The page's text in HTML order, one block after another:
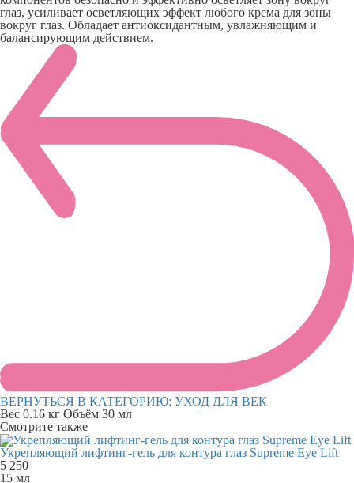
глаз, усиливает осветляющих эффект любого крема для зоны
вокруг глаз. Обладает антиоксидантным, увлажняющим и
балансирующим действием.
ВЕРНУТЬСЯ В КАТЕГОРИЮ: УХОД ДЛЯ ВЕК
Вес 0.16 кг Объём 30 мл
Смотрите также
Укрепляющий лифтинг-гель для контура глаз Supreme Eye Lift
5 250
15 мл